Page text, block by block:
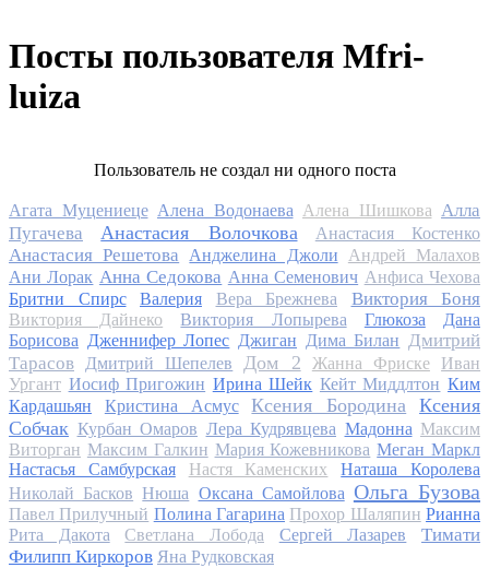
Посты пользователя Mfri-
luiza
Пользователь не создал ни одного поста
Агата Муцениеце Алена Водонаева Алена Шишкова Алла
Пугачева
Анастасия Волочкова Анастасия Костенко
Анастасия Решетова Анджелина Джоли
Андрей Малахов
Ани Лорак Анна Седокова Анна Семенович Анфиса Чехова
Бритни Спирс
Валерия Вера Брежнева Виктория Боня
Виктория Дайнеко Виктория Лопырева Глюкоза
Дана
Борисова Дженнифер Лопес Джиган Дима Билан Дмитрий
Тарасов
Дмитрий Шепелев Дом 2 Жанна Фриске
Иван
Ургант Иосиф Пригожин Ирина Шейк Кейт Миддлтон Ким
Кардашьян
Кристина Асмус Ксения Бородина
Ксения
Собчак Курбан Омаров Лера Кудрявцева Мадонна Максим
Виторган Максим Галкин Мария Кожевникова Меган Маркл
Настасья Самбурская
Настя Каменских
Наташа Королева
Николай Басков Нюша Оксана Самойлова Ольга Бузова
Павел Прилучный Полина Гагарина Прохор Шаляпин Рианна
Рита Дакота
Светлана Лобода Сергей Лазарев
Тимати
Филипп Киркоров Яна Рудковская